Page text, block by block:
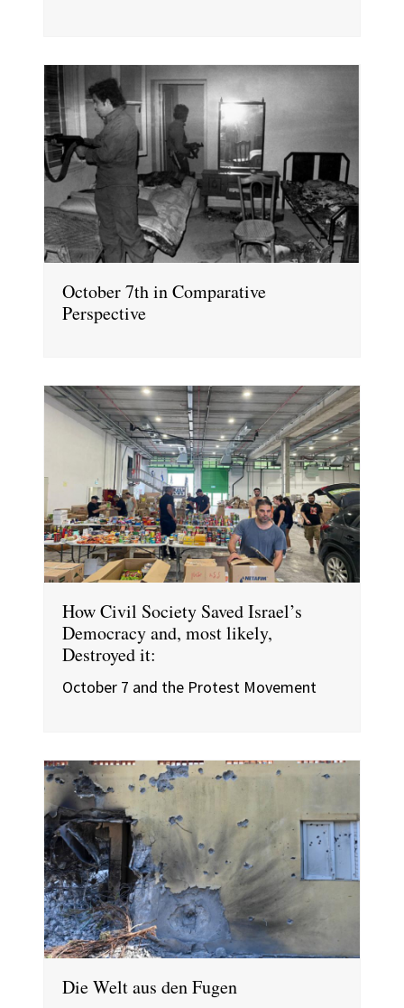
October 7th in Comparative
Perspective
How Civil Society Saved Israel’s
Democracy and, most likely,
Destroyed it:
October 7 and the Protest Movement
Die Welt aus den Fugen